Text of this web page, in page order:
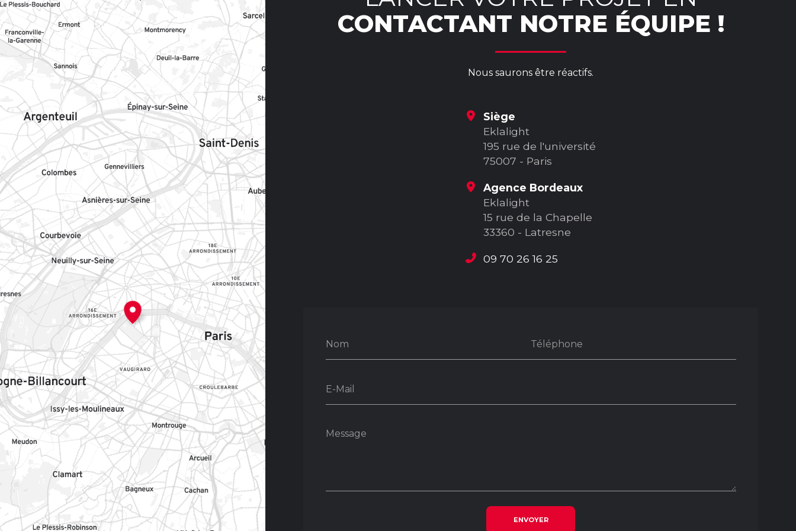
CONTACTANT NOTRE ÉQUIPE !
Nous saurons être réactifs.
Nom Téléphone
E-Mail
Message
ENVOYER
Siège
Eklalight
195 rue de l'université
75007 - Paris
Agence Bordeaux
Eklalight
15 rue de la Chapelle
33360 - Latresne
09 70 26 16 25